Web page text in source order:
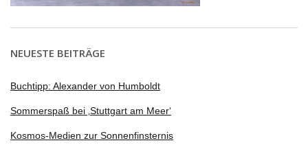
NEUESTE BEITRÄGE
Buchtipp: Alexander von Humboldt
Sommerspaß bei ‚Stuttgart am Meer‘
Kosmos-Medien zur Sonnenfinsternis